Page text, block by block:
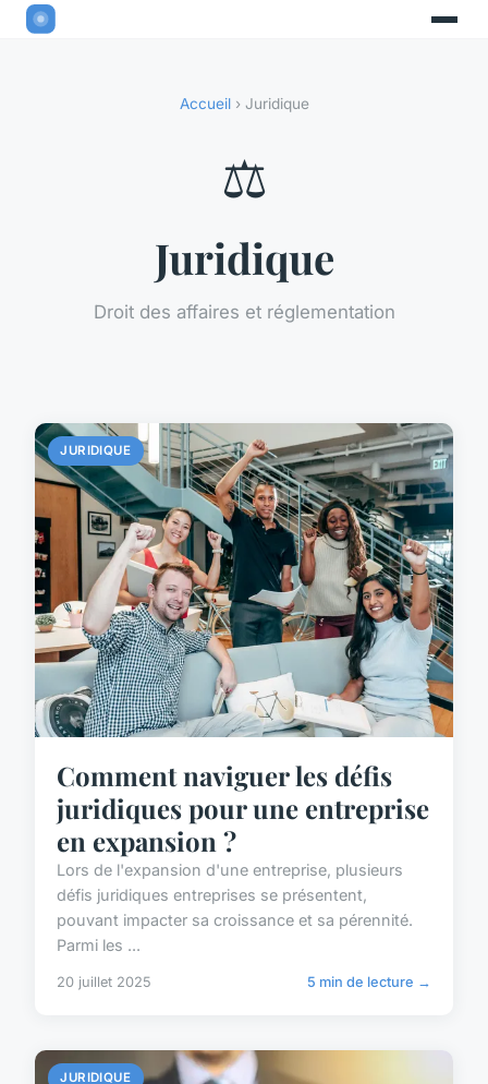
Accueil› Juridique
⚖️
Juridique
Droit des affaires et réglementation
JURIDIQUE
Comment naviguer les défis
juridiques pour une entreprise
en expansion ?
Lors de l'expansion d'une entreprise, plusieurs
défis juridiques entreprises se présentent,
pouvant impacter sa croissance et sa pérennité.
Parmi les ...
20 juillet 2025 5 min de lecture →
JURIDIQUE